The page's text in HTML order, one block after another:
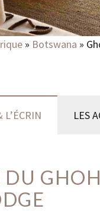
» Botswana »
LES
DU